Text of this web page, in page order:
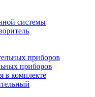
системы
приборов
в комплекте